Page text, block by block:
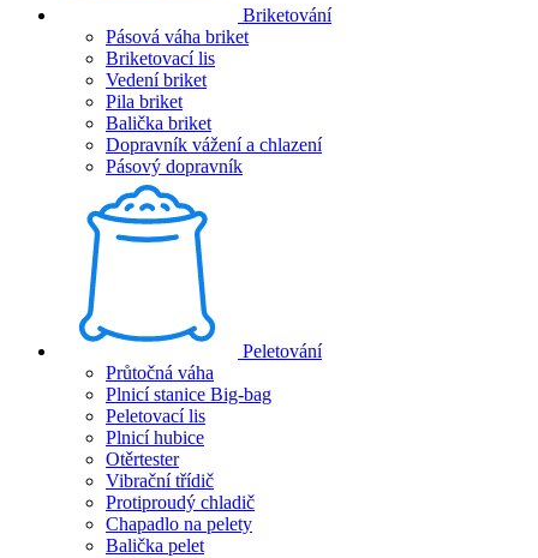
Briketování
Pásová váha briket
Briketovací lis
Vedení briket
Pila briket
Balička briket
Dopravník vážení a chlazení
Pásový dopravník
Peletování
Průtočná váha
Plnicí stanice Big-bag
Peletovací lis
Plnicí hubice
Otěrtester
Vibrační třídič
Protiproudý chladič
Chapadlo na pelety
Balička pelet